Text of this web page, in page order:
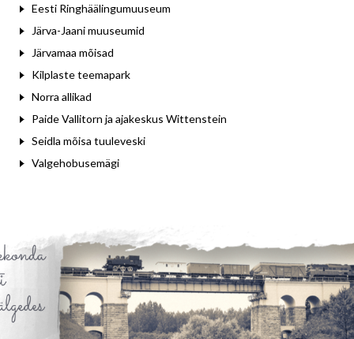
Eesti Ringhäälingumuuseum
Järva-Jaani muuseumid
Järvamaa mõisad
Kilplaste teemapark
Norra allikad
Paide Vallitorn ja ajakeskus Wittenstein
Seidla mõisa tuuleveski
Valgehobusemägi